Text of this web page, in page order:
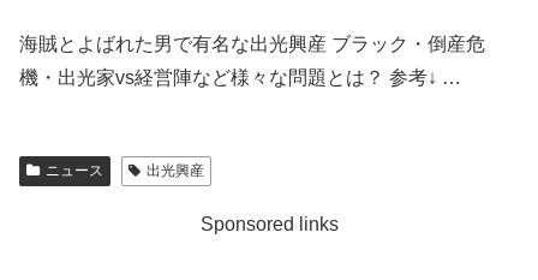
海賊とよばれた男で有名な出光興産 ブラック・倒産危
機・出光家vs経営陣など様々な問題とは？ 参考↓ …
ニュース 出光興産
Sponsored links